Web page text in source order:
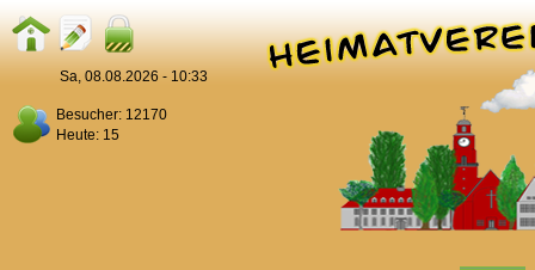
Sa, 08.08.2026 - 10:33
Besucher: 12170
Heute: 15